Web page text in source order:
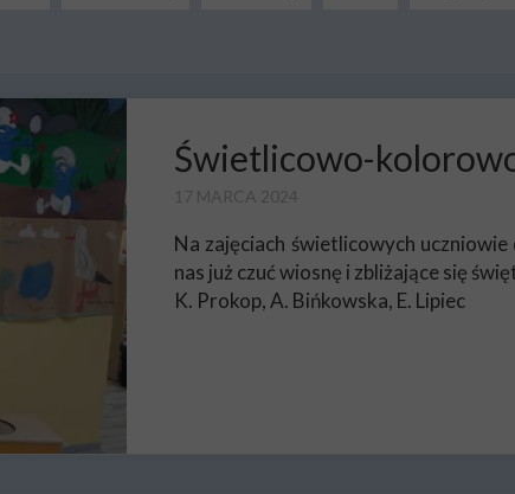
Świetlicowo-
17 MARCA 2024
Na zajęciach świetlicowych
nas już czuć wiosnę i zbliżające się
K. Prokop, A. Bińkowska, E. Lipiec